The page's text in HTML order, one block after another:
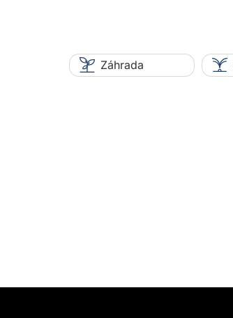
Záhrada